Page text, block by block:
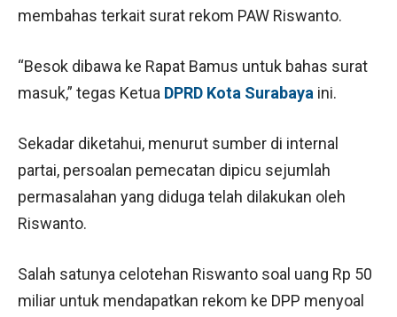
membahas terkait surat rekom PAW Riswanto.
“Besok dibawa ke Rapat Bamus untuk bahas surat
masuk,” tegas Ketua DPRD Kota Surabaya ini.
Sekadar diketahui, menurut sumber di internal
partai, persoalan pemecatan dipicu sejumlah
permasalahan yang diduga telah dilakukan oleh
Riswanto.
Salah satunya celotehan Riswanto soal uang Rp 50
miliar untuk mendapatkan rekom ke DPP menyoal